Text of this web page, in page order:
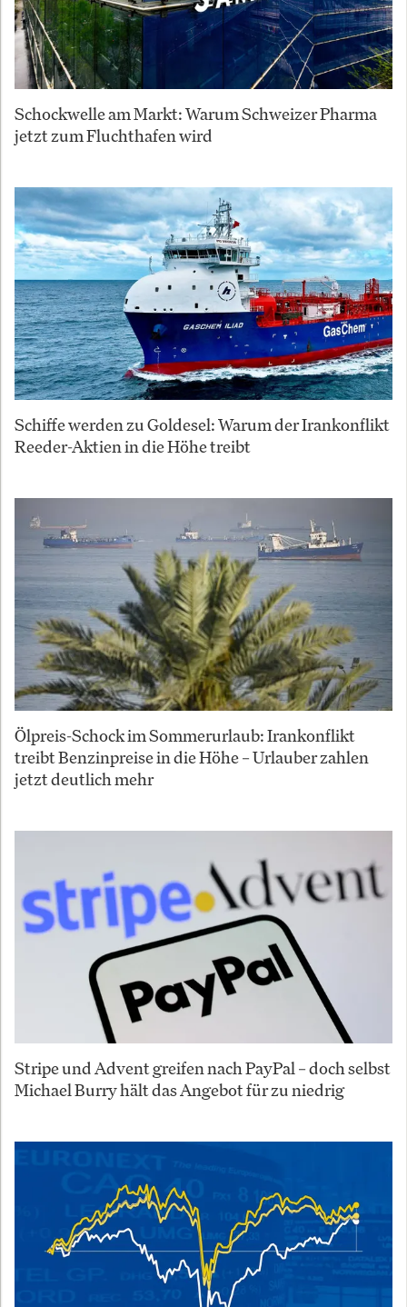
Schockwelle am Markt: Warum Schweizer Pharma
jetzt zum Fluchthafen wird
Schiffe werden zu Goldesel: Warum der Irankonflikt
Reeder-Aktien in die Höhe treibt
Ölpreis-Schock im Sommerurlaub: Irankonflikt
treibt Benzinpreise in die Höhe – Urlauber zahlen
jetzt deutlich mehr
Stripe und Advent greifen nach PayPal – doch selbst
Michael Burry hält das Angebot für zu niedrig